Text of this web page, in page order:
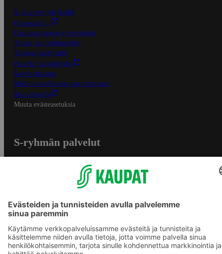
S-Business yrityksille
Oiva-raportit
Osuuskauppojen yhteystiedot
Tilaus- ja toimitusehdot
Tietosuojakäytäntö
Palvelun käyttöehdot
Saavutettavuus
Mobiilisovelluksen saavutettavuus
Mainostajalle
Muuta evästeasetuksia
S-ryhmän palvelut
S-ostoslista -sovellus
Prisma.fi
Sokos.fi
S-Pankki
Yhteishyvä